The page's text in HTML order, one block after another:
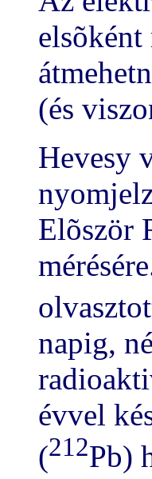
(és
Hevesy
Elõször
napig,
évvel
(212Pb)